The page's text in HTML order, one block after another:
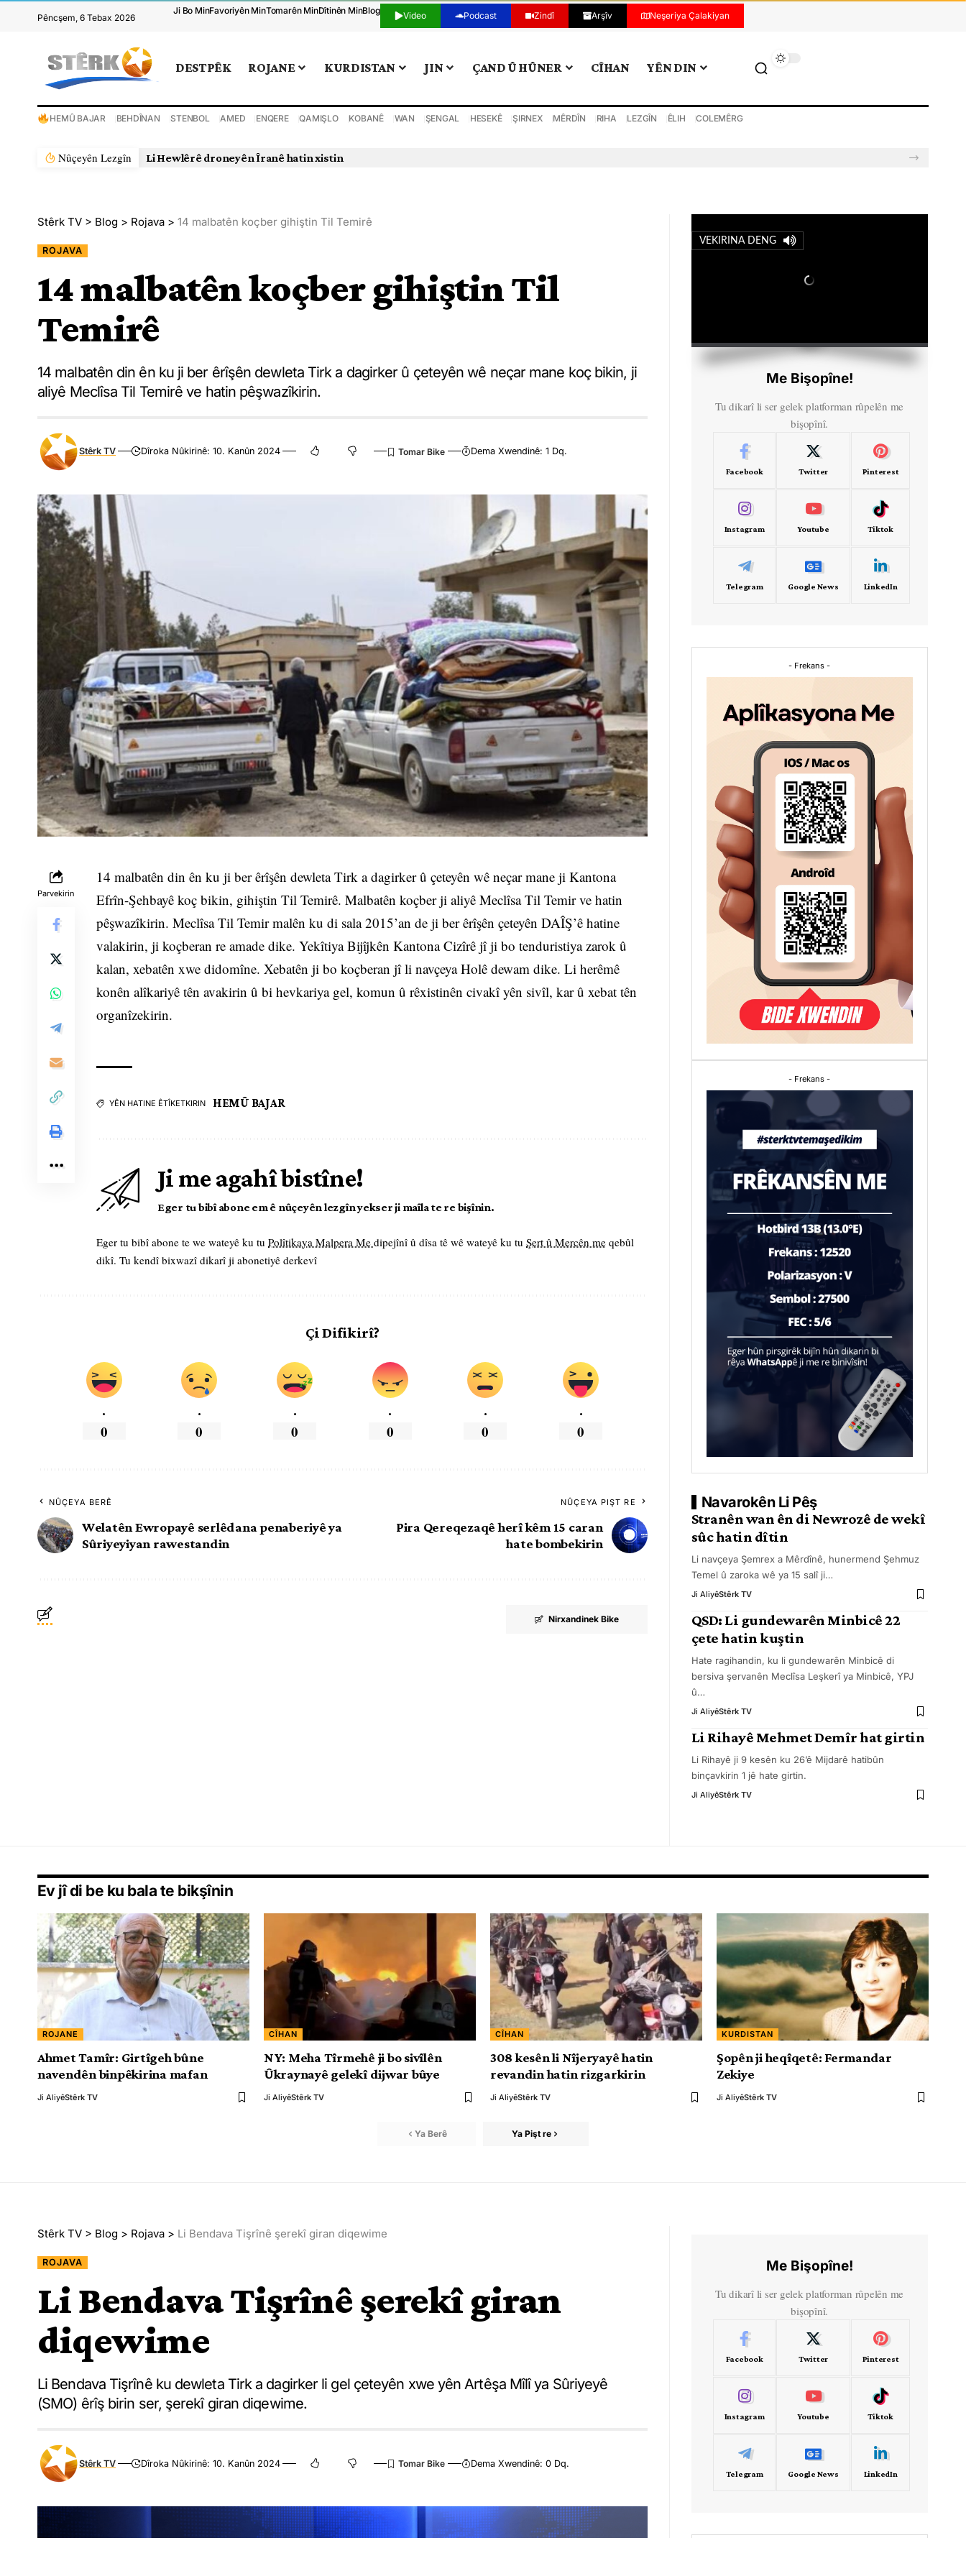
Pêncşem, 6 Tebax 2026
Ji Bo MinFavoriyên MinTomarên MinDîtinên MinBlog Video Podcast Zindî Arşîv Neşeriya Çalakiyan
DESTPÊK ROJANE KURDISTAN JIN ÇAND Û HÛNER CÎHAN YÊN DIN
HEMÛ BAJAR BEHDÎNAN STENBOL AMED ENQERE QAMIŞLO KOBANÊ WAN ŞENGAL HESEKÊ ŞIRNEX MÊRDÎN RIHA LEZGÎN ÊLIH COLEMÊRG
Nûçeyên Lezgîn Li Hewlêrê droneyên Îranê hatin xistin
Stêrk TV > Blog > Rojava > 14 malbatên koçber gihiştin Til Temirê
ROJAVA
14 malbatên koçber gihiştin Til
Temirê
14 malbatên din ên ku ji ber êrîşên dewleta Tirk a dagirker û çeteyên wê neçar mane koç bikin, ji
aliyê Meclîsa Til Temirê ve hatin pêşwazîkirin.
Stêrk TV Dîroka Nûkirinê: 10. Kanûn 2024 Dema Xwendinê: 1 Dq.
Parvekirin
14 malbatên din ên ku ji ber êrîşên dewleta Tirk a dagirker û çeteyên wê neçar mane ji Kantona
Efrîn-Şehbayê koç bikin, gihiştin Til Temirê. Malbatên koçber ji aliyê Meclîsa Til Temir ve hatin
pêşwazîkirin. Meclîsa Til Temir malên ku di sala 2015’an de ji ber êrîşên çeteyên DAÎŞ’ê hatine
valakirin, ji koçberan re amade dike. Yekîtiya Bijîjkên Kantona Cizîrê jî ji bo tenduristiya zarok û
kalan, xebatên xwe didomîne. Xebatên ji bo koçberan jî li navçeya Holê dewam dike. Li herêmê
konên alîkariyê tên avakirin û bi hevkariya gel, komun û rêxistinên civakî yên sivîl, kar û xebat tên
organîzekirin.
YÊN HATINE ÊTÎKETKIRIN HEMÛ BAJAR
Ji me agahî bistîne!
Eger tu bibî abone em ê nûçeyên lezgîn yekser ji maîla te re bişînin.
Eger tu bibî abone te we wateyê ku tu Polîtikaya Malpera Me dipejînî û dîsa tê wê wateyê ku tu Şert û Mercên me qebûl
dikî. Tu kendî bixwazî dikarî ji abonetiyê derkevî
Çi Difikirî?
.
0
.
0
.
0
.
0
.
0
.
0
NÛÇEYA BERÊ
Welatên Ewropayê serlêdana penaberiyê ya
Sûriyeyiyan rawestandin
NÛÇEYA PIŞT RE
Pira Qereqezaqê herî kêm 15 caran
hate bombekirin
Nirxandinek Bike
VEKIRINA DENG
Me Bişopîne!
Tu dikarî li ser gelek platforman rûpelên me
bişopînî.
Facebook Twitter Pinterest
Instagram Youtube Tiktok
Telegram Google News LinkedIn
- Frekans -
- Frekans -
Navarokên Li Pêş
Stranên wan ên di Newrozê de wekî
sûc hatin dîtin
Li navçeya Şemrex a Mêrdînê, hunermend Şehmuz
Temel û zaroka wê ya 15 salî ji…
Ji AliyêStêrk TV
QSD: Li gundewarên Minbicê 22
çete hatin kuştin
Hate ragihandin, ku li gundewarên Minbicê di
bersiva şervanên Meclîsa Leşkerî ya Minbicê, YPJ
û…
Ji AliyêStêrk TV
Li Rihayê Mehmet Demîr hat girtin
Li Rihayê ji 9 kesên ku 26’ê Mijdarê hatibûn
binçavkirin 1 jê hate girtin.
Ji AliyêStêrk TV
Ev jî di be ku bala te bikşînin
ROJANE
Ahmet Tamîr: Girtîgeh bûne
navendên binpêkirina mafan
Ji AliyêStêrk TV
CÎHAN
NY: Meha Tîrmehê ji bo sivîlên
Ûkraynayê gelekî dijwar bûye
Ji AliyêStêrk TV
CÎHAN
308 kesên li Nîjeryayê hatin
revandin hatin rizgarkirin
Ji AliyêStêrk TV
KURDISTAN
Şopên ji heqîqetê: Fermandar
Zekiye
Ji AliyêStêrk TV
Ya Berê Ya Pişt re
Stêrk TV > Blog > Rojava > Li Bendava Tişrînê şerekî giran diqewime
ROJAVA
Li Bendava Tişrînê şerekî giran
diqewime
Li Bendava Tişrînê ku dewleta Tirk a dagirker li gel çeteyên xwe yên Artêşa Mîlî ya Sûriyeyê
(SMO) êrîş birin ser, şerekî giran diqewime.
Stêrk TV Dîroka Nûkirinê: 10. Kanûn 2024 Dema Xwendinê: 0 Dq.
Me Bişopîne!
Tu dikarî li ser gelek platforman rûpelên me
bişopînî.
Facebook Twitter Pinterest
Instagram Youtube Tiktok
Telegram Google News LinkedIn